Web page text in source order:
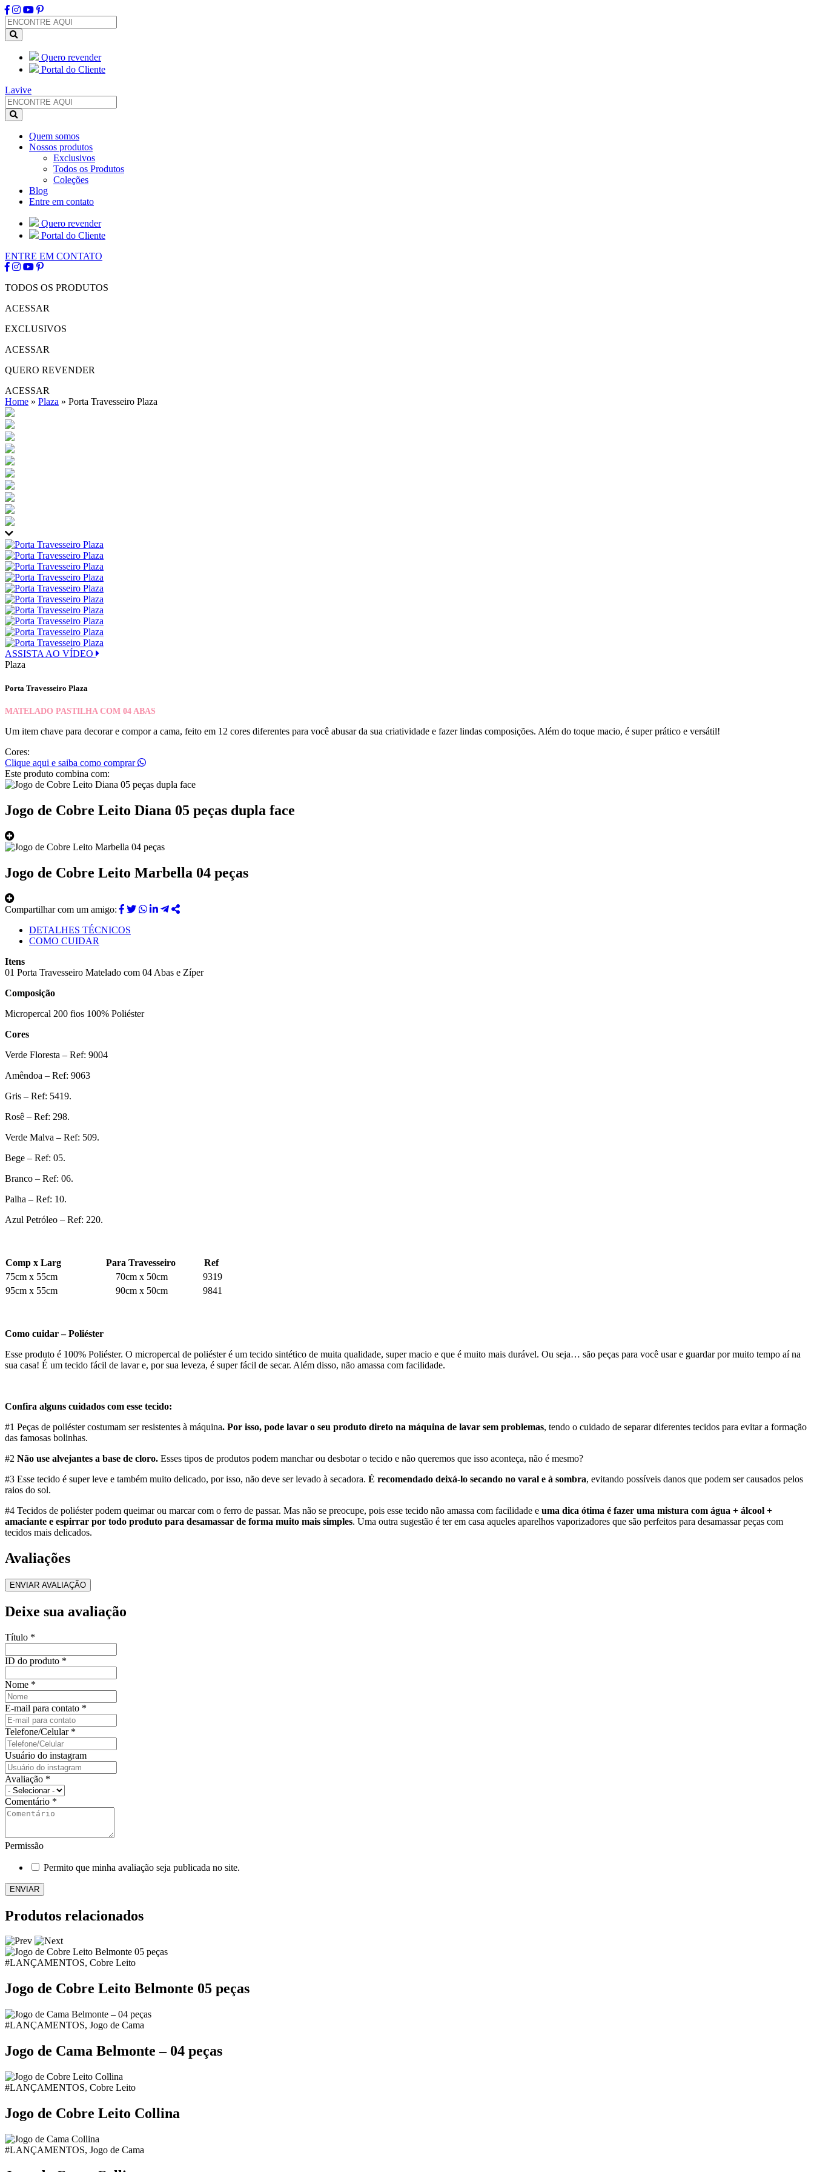
Quero revender
Portal do Cliente
Lavive
Quem somos
Nossos produtos
Exclusivos
Todos os Produtos
Coleções
Blog
Entre em contato
Quero revender
Portal do Cliente
ENTRE EM CONTATO
TODOS OS PRODUTOS
ACESSAR
EXCLUSIVOS
ACESSAR
QUERO REVENDER
ACESSAR
Home » Plaza » Porta Travesseiro Plaza
ASSISTA AO VÍDEO
Plaza
Porta Travesseiro Plaza
MATELADO PASTILHA COM 04 ABAS
Um item chave para decorar e compor a cama, feito em 12 cores diferentes para você abusar da sua criatividade e fazer lindas composições. Além do toque macio, é super prático e versátil!
Cores:
Clique aqui e saiba como comprar
Este produto combina com:
Jogo de Cobre Leito Diana 05 peças dupla face
Jogo de Cobre Leito Marbella 04 peças
Compartilhar com um amigo:
DETALHES TÉCNICOS
COMO CUIDAR
Itens
01 Porta Travesseiro Matelado com 04 Abas e Zíper
Composição
Micropercal 200 fios 100% Poliéster
Cores
Verde Floresta – Ref: 9004
Amêndoa – Ref: 9063
Gris – Ref: 5419.
Rosê – Ref: 298.
Verde Malva – Ref: 509.
Bege – Ref: 05.
Branco – Ref: 06.
Palha – Ref: 10.
Azul Petróleo – Ref: 220.
Comp x Larg Para Travesseiro
Ref
75cm x 55cm
70cm x 50cm
9319
95cm x 55cm
90cm x 50cm 9841
Como cuidar – Poliéster
Esse produto é 100% Poliéster. O micropercal de poliéster é um tecido sintético de muita qualidade, super macio e que é muito mais durável. Ou seja… são peças para você usar e guardar por muito tempo aí na
sua casa! É um tecido fácil de lavar e, por sua leveza, é super fácil de secar. Além disso, não amassa com facilidade.
Confira alguns cuidados com esse tecido:
#1 Peças de poliéster costumam ser resistentes à máquina. Por isso, pode lavar o seu produto direto na máquina de lavar sem problemas, tendo o cuidado de separar diferentes tecidos para evitar a formação
das famosas bolinhas.
#2 Não use alvejantes a base de cloro. Esses tipos de produtos podem manchar ou desbotar o tecido e não queremos que isso aconteça, não é mesmo?
#3 Esse tecido é super leve e também muito delicado, por isso, não deve ser levado à secadora. É recomendado deixá-lo secando no varal e à sombra, evitando possíveis danos que podem ser causados pelos
raios do sol.
#4 Tecidos de poliéster podem queimar ou marcar com o ferro de passar. Mas não se preocupe, pois esse tecido não amassa com facilidade e uma dica ótima é fazer uma mistura com água + álcool +
amaciante e espirrar por todo produto para desamassar de forma muito mais simples. Uma outra sugestão é ter em casa aqueles aparelhos vaporizadores que são perfeitos para desamassar peças com
tecidos mais delicados.
Avaliações
ENVIAR AVALIAÇÃO
Deixe sua avaliação
Título *
ID do produto *
Nome *
E-mail para contato *
Telefone/Celular *
Usuário do instagram
Avaliação *
Comentário *
Permissão
Permito que minha avaliação seja publicada no site.
Produtos relacionados
#LANÇAMENTOS, Cobre Leito
Jogo de Cobre Leito Belmonte 05 peças
#LANÇAMENTOS, Jogo de Cama
Jogo de Cama Belmonte – 04 peças
#LANÇAMENTOS, Cobre Leito
Jogo de Cobre Leito Collina
#LANÇAMENTOS, Jogo de Cama